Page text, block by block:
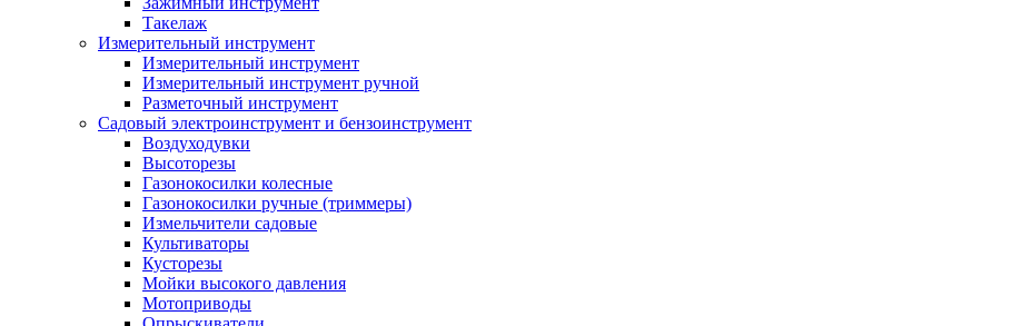
Такелаж
Измерительный инструмент
Измерительный инструмент
Измерительный инструмент ручной
Разметочный инструмент
Садовый электроинструмент и бензоинструмент
Воздуходувки
Высоторезы
Газонокосилки колесные
Газонокосилки ручные (триммеры)
Измельчители садовые
Культиваторы
Кусторезы
Мойки высокого давления
Мотоприводы